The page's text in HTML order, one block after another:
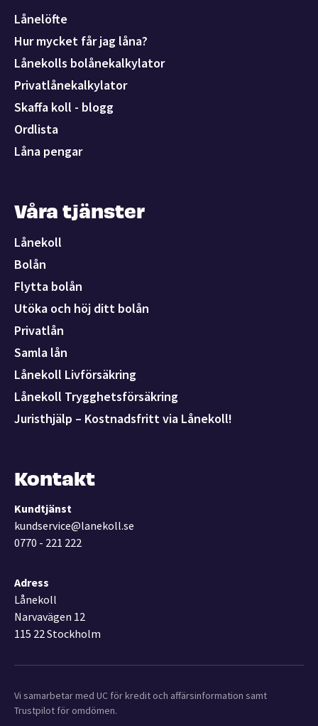
Lånelöfte
Hur mycket får jag låna?
Lånekolls bolånekalkylator
Privatlånekalkylator
Skaffa koll - blogg
Ordlista
Låna pengar
Våra tjänster
Lånekoll
Bolån
Flytta bolån
Utöka och höj ditt bolån
Privatlån
Samla lån
Lånekoll Livförsäkring
Lånekoll Trygghetsförsäkring
Juristhjälp – Kostnadsfritt via Lånekoll!
Kontakt
Kundtjänst
kundservice@lanekoll.se
0770 - 221 222
Adress
Lånekoll
Narvavägen 12
115 22 Stockholm
Vi samarbetar med UC för kredit och affärsinformation samt
Trustpilot för omdömen.